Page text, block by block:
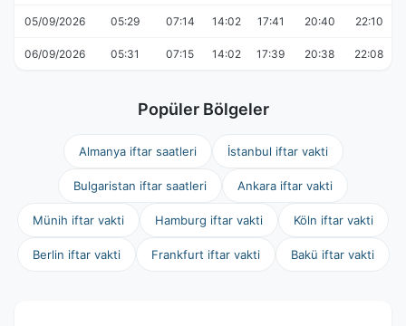
05/09/2026 05:29 07:14 14:02 17:41 20:40 22:10
06/09/2026 05:31 07:15 14:02 17:39 20:38 22:08
Popüler Bölgeler
Almanya iftar saatleri İstanbul iftar vakti
Bulgaristan iftar saatleri Ankara iftar vakti
Münih iftar vakti Hamburg iftar vakti Köln iftar vakti
Berlin iftar vakti Frankfurt iftar vakti Bakü iftar vakti